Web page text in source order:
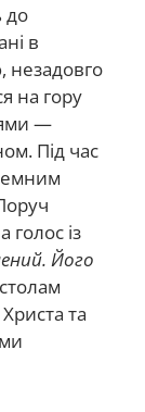
до
в
незадовго
на гору
—
Під час
голос із
Його
та